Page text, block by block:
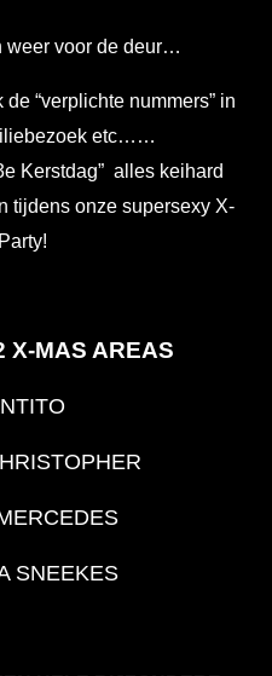
weer voor de deur…
“verplichte nummers” in
etc……
Kerstdag” alles keihard
tijdens onze supersexy X-
X-MAS AREAS
SNEEKES